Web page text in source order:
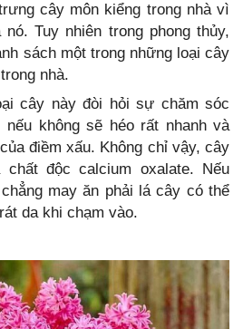
cây môn kiểng trong nhà vì
Tuy nhiên trong phong thủy,
sách một trong những loại cây
nhà.
cây này đòi hỏi sự chăm sóc
không sẽ héo rất nhanh và
điềm xấu. Không chỉ vậy, cây
độc calcium oxalate. Nếu
may ăn phải lá cây có thể
da khi chạm vào.